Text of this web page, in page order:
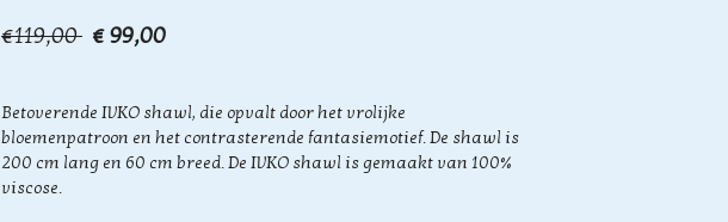
€119,00 € 99,00
Betoverende IVKO shawl, die opvalt door het vrolijke
bloemenpatroon en het contrasterende fantasiemotief. De shawl is
200 cm lang en 60 cm breed. De IVKO shawl is gemaakt van 100%
viscose.